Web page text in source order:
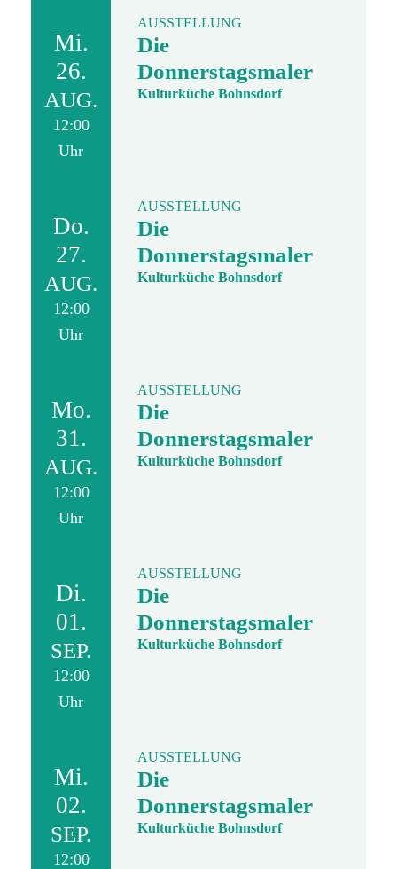
Mi.
26.
AUG.
12:00
Uhr
AUSSTELLUNG
Die
Donnerstagsmaler
Kulturküche Bohnsdorf
Do.
27.
AUG.
12:00
Uhr
AUSSTELLUNG
Die
Donnerstagsmaler
Kulturküche Bohnsdorf
Mo.
31.
AUG.
12:00
Uhr
AUSSTELLUNG
Die
Donnerstagsmaler
Kulturküche Bohnsdorf
Di.
01.
SEP.
12:00
Uhr
AUSSTELLUNG
Die
Donnerstagsmaler
Kulturküche Bohnsdorf
Mi.
02.
SEP.
12:00
AUSSTELLUNG
Die
Donnerstagsmaler
Kulturküche Bohnsdorf